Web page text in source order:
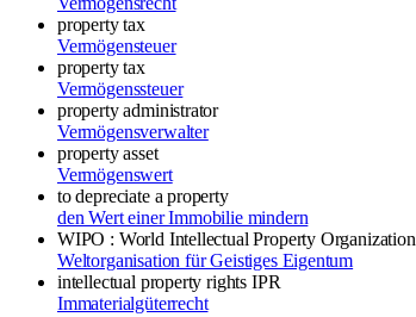
property tax
Vermögensteuer
property tax
Vermögenssteuer
property administrator
Vermögensverwalter
property asset
Vermögenswert
to depreciate a property
den Wert einer Immobilie mindern
WIPO : World Intellectual Property Organization
Weltorganisation für Geistiges Eigentum
intellectual property rights IPR
Immaterialgüterrecht